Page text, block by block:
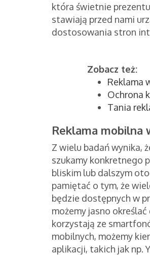
która świetnie
stawiają przed nami
dostosowania stron
Zobacz też:
Reklama
Ochrona
Tania
Reklama mobilna
Z wielu badań wynika,
szukamy konkretnego
bliskim lub dalszym
pamiętać o tym, że
będzie dostępnych w
możemy jasno
korzystają ze
mobilnych, możemy
aplikacji, takich jak np.